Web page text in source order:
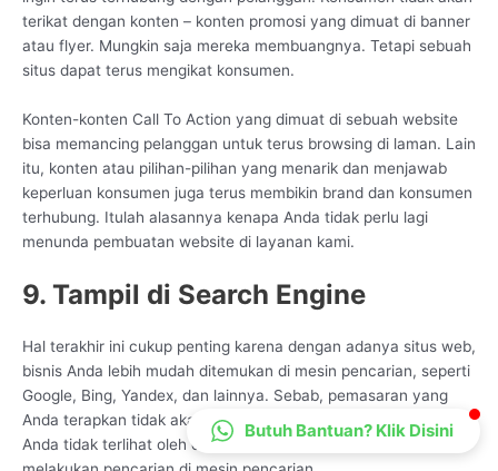
terikat dengan konten – konten promosi yang dimuat di banner
atau flyer. Mungkin saja mereka membuangnya. Tetapi sebuah
situs dapat terus mengikat konsumen.
Konten-konten Call To Action yang dimuat di sebuah website
bisa memancing pelanggan untuk terus browsing di laman. Lain
itu, konten atau pilihan-pilihan yang menarik dan menjawab
keperluan konsumen juga terus membikin brand dan konsumen
terhubung. Itulah alasannya kenapa Anda tidak perlu lagi
menunda pembuatan website di layanan kami.
9. Tampil di Search Engine
Hal terakhir ini cukup penting karena dengan adanya situs web,
bisnis Anda lebih mudah ditemukan di mesin pencarian, seperti
Google, Bing, Yandex, dan lainnya. Sebab, pemasaran yang
Anda terapkan tidak akan membawa hasil apapun jika bisnis
Anda tidak terlihat oleh calon konsumen saat mereka
Online
Butuh Bantuan? Klik Disini